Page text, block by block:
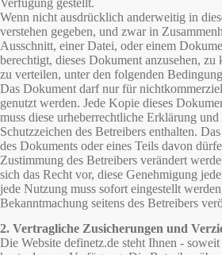
Verfügung gestellt.
Wenn nicht ausdrücklich anderweitig in
verstehen gegeben, und zwar in
Ausschnitt, einer Datei, oder einem
berechtigt, dieses Dokument anzusehen,
zu verteilen, unter den folgenden
Das Dokument darf nur für
genutzt werden. Jede Kopie dieses
muss diese urheberrechtliche Erklärung
Schutzzeichen des Betreibers enthalten.
des Dokuments oder eines Teils davon
Zustimmung des Betreibers verändert
sich das Recht vor, diese Genehmigung
jede Nutzung muss sofort eingestellt
Bekanntmachung seitens des Betreibers
2. Vertragliche Zusicherungen und
Die Website definetz.de steht Ihnen -